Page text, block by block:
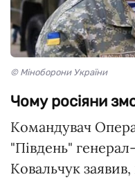
© Міноборони України
Чому росіяни
Командувач
"Південь"
Ковальчук